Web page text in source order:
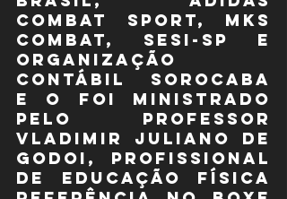
Combat Sport, MKS
Combat, SESI-SP e
Organização
Contábil Sorocaba
e o foi ministrado
pelo Professor
Vladimir Juliano de
Godoi, profissional
de educação física